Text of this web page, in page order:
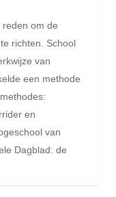
om de
richten. School
van
een methode
en
van
Dagblad: de